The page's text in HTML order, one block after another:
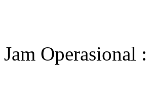
Jam Operasional